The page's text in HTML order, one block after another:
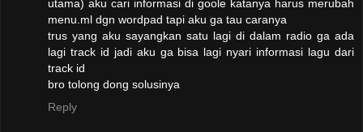
utama) aku cari informasi di goole katanya harus merubah
menu.ml dgn wordpad tapi aku ga tau caranya
trus yang aku sayangkan satu lagi di dalam radio ga ada
lagi track id jadi aku ga bisa lagi nyari informasi lagu dari
track id
bro tolong dong solusinya
Reply